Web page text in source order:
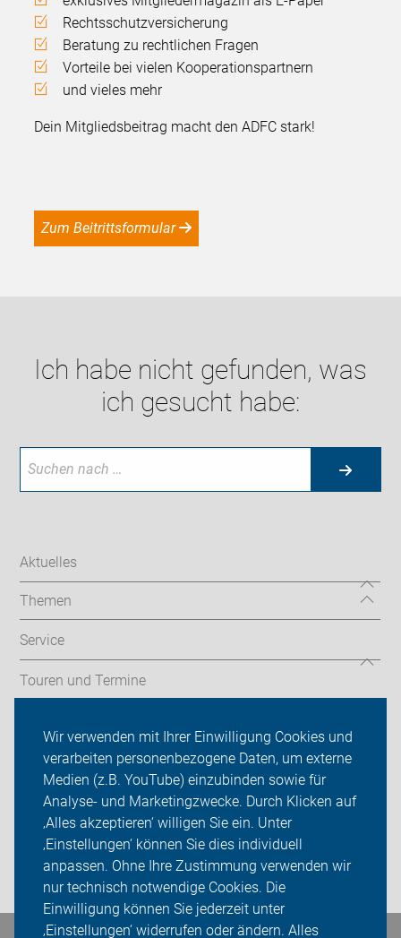
Wir verwenden mit Ihrer Einwilligung Cookies und
verarbeiten personenbezogene Daten, um externe
Medien (z.B. YouTube) einzubinden sowie für
Analyse- und Marketingzwecke. Durch Klicken auf
‚Alles akzeptieren‘ willigen Sie ein. Unter
‚Einstellungen‘ können Sie dies individuell
anpassen. Ohne Ihre Zustimmung verwenden wir
nur technisch notwendige Cookies. Die
Einwilligung können Sie jederzeit unter
‚Einstellungen‘ widerrufen oder ändern. Alles
Rechtsschutzversicherung
Beratung zu rechtlichen Fragen
Vorteile bei vielen Kooperationspartnern
und vieles mehr
Dein Mitgliedsbeitrag macht den ADFC stark!
Zum Beitrittsformular
Ich habe nicht gefunden, was
ich gesucht habe:
Aktuelles
Themen
Service
Touren und Termine
ADFC Karlsruhe
Sei dabei
Presse
Login